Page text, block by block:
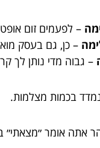
– לפעמים זום
– כן, גם בעסק
– גבוה מדי נותן לך
בכמות מצלמות.
אתה אומר ״מצאתי״